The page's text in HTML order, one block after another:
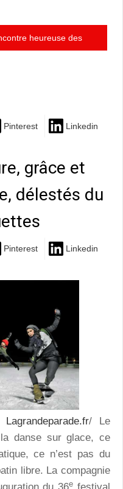
heureuse des
Pinterest Linkedin
grâce et
délestés du
Pinterest Linkedin
Lagrandeparade.fr/ Le
danse sur glace, ce
ce n’est pas du
libre. La compagnie
e